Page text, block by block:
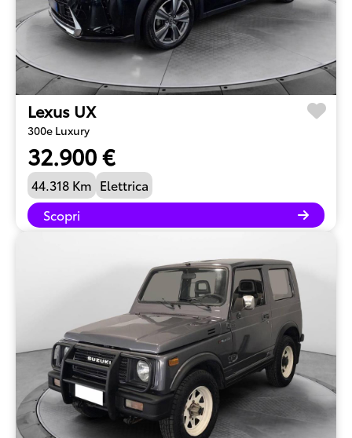
Lexus UX
300e Luxury
32.900 €
44.318 Km Elettrica
Scopri